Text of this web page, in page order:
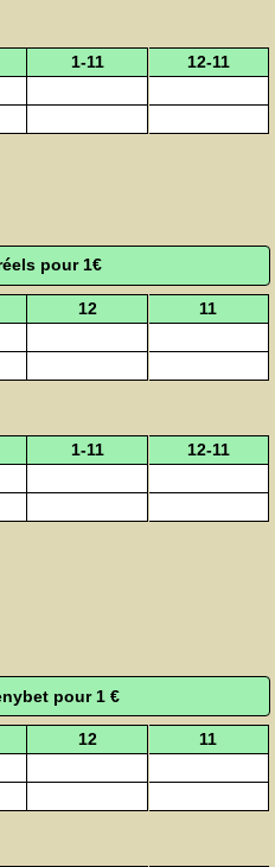
1-11
12-11
pour 1€
12
11
1-11
12-11
pour 1 €
12
11